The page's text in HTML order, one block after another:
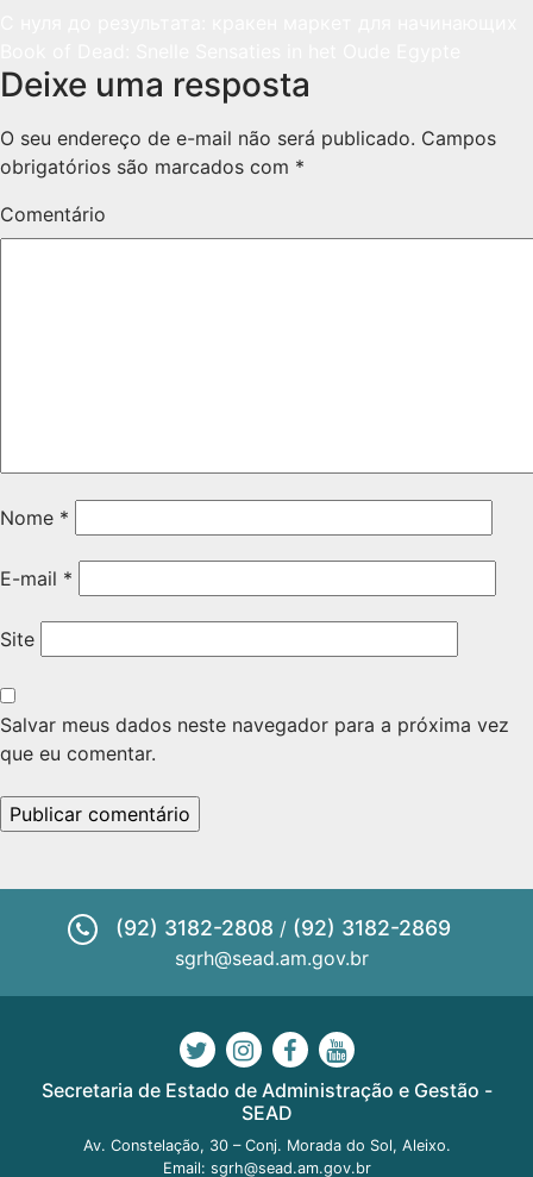
Deixe uma resposta
O seu endereço de e-mail não será publicado. Campos
obrigatórios são marcados com *
Comentário
Nome *
E-mail *
Site
Salvar meus dados neste navegador para a próxima vez
que eu comentar.
(92) 3182-2808 / (92) 3182-2869
sgrh@sead.am.gov.br
Secretaria de Estado de Administração e Gestão -
SEAD
Av. Constelação, 30 – Conj. Morada do Sol, Aleixo.
Email: sgrh@sead.am.gov.br